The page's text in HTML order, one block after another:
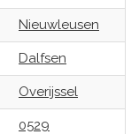
Nieuwleusen
Dalfsen
Overijssel
0529